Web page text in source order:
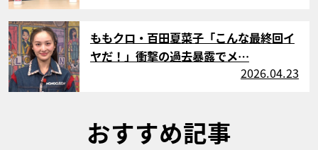
サムネイル
ももクロ・百田夏菜子「こんな最終回イ
ヤだ！」衝撃の過去暴露でメ…
2026.04.23
おすすめ記事